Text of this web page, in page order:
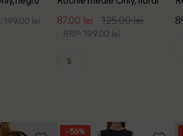
199.00 lei 87.00 lei 125.00 lei
RRP: 199.00 lei
S
- 56%